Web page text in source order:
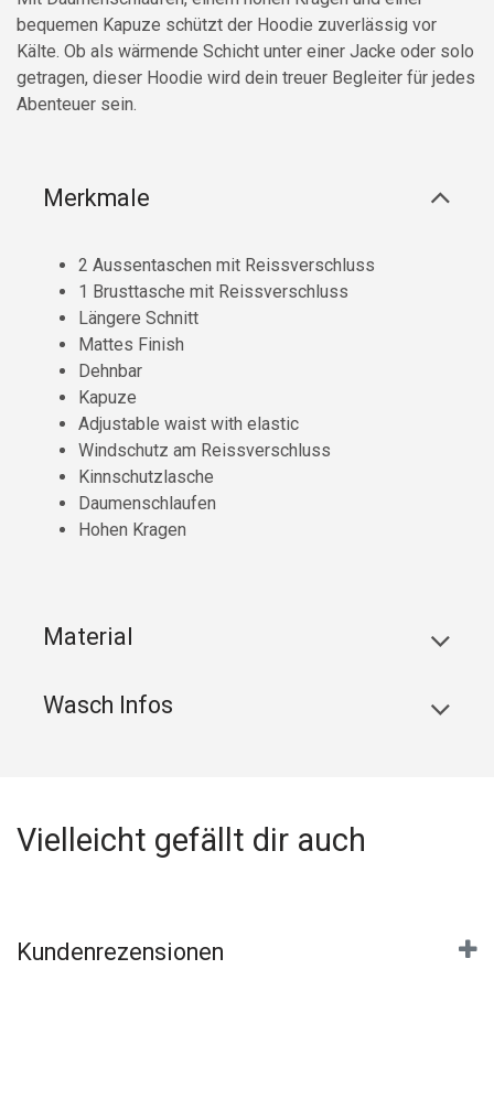
bequemen Kapuze schützt der Hoodie zuverlässig vor
Kälte. Ob als wärmende Schicht unter einer Jacke oder solo
getragen, dieser Hoodie wird dein treuer Begleiter für jedes
Abenteuer sein.
Merkmale
2 Aussentaschen mit Reissverschluss
1 Brusttasche mit Reissverschluss
Längere Schnitt
Mattes Finish
Dehnbar
Kapuze
Adjustable waist with elastic
Windschutz am Reissverschluss
Kinnschutzlasche
Daumenschlaufen
Hohen Kragen
Material
Wasch Infos
Vielleicht gefällt dir auch
Kundenrezensionen